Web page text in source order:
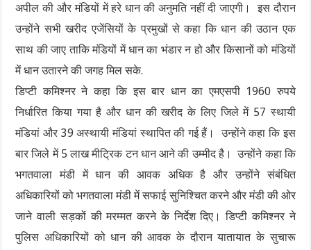
अपील की और मंडियों में हरे धान की अनुमति नहीं दी जाएगी। इस दौरान
उन्होंने सभी खरीद एजेंसियों के प्रमुखों से कहा कि धान की उठान एक
साथ की जाए ताकि मंडियों में धान का भंडार न हो और किसानों को मंडियों
में धान उतारने की जगह मिल सके.
डिप्टी कमिश्नर ने कहा कि इस बार धान का एमएसपी 1960 रुपये
निर्धारित किया गया है और धान की खरीद के लिए जिले में 57 स्थायी
मंडियां और 39 अस्थायी मंडियां स्थापित की गई हैं। उन्होंने कहा कि इस
बार जिले में 5 लाख मीट्रिक टन धान आने की उम्मीद है। उन्होंने कहा कि
भगतवाला मंडी में धान की आवक अधिक है और उन्होंने संबंधित
अधिकारियों को भगतवाला मंडी में सफाई सुनिश्चित करने और मंडी की ओर
जाने वाली सड़कों की मरम्मत करने के निर्देश दिए। डिप्टी कमिश्नर ने
पुलिस अधिकारियों को धान की आवक के दौरान यातायात के सुचारू